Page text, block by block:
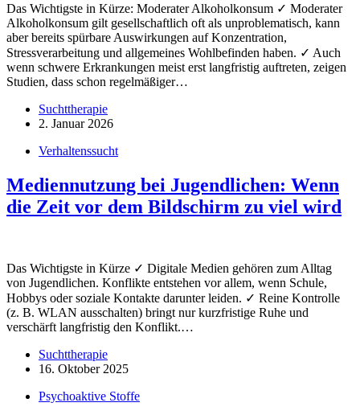
Das Wichtigste in Kürze: Moderater Alkoholkonsum ✓ Moderater
Alkoholkonsum gilt gesellschaftlich oft als unproblematisch, kann
aber bereits spürbare Auswirkungen auf Konzentration,
Stressverarbeitung und allgemeines Wohlbefinden haben. ✓ Auch
wenn schwere Erkrankungen meist erst langfristig auftreten, zeigen
Studien, dass schon regelmäßiger…
Suchttherapie
2. Januar 2026
Verhaltenssucht
Mediennutzung bei Jugendlichen: Wenn
die Zeit vor dem Bildschirm zu viel wird
Das Wichtigste in Kürze ✓ Digitale Medien gehören zum Alltag
von Jugendlichen. Konflikte entstehen vor allem, wenn Schule,
Hobbys oder soziale Kontakte darunter leiden. ✓ Reine Kontrolle
(z. B. WLAN ausschalten) bringt nur kurzfristige Ruhe und
verschärft langfristig den Konflikt.…
Suchttherapie
16. Oktober 2025
Psychoaktive Stoffe